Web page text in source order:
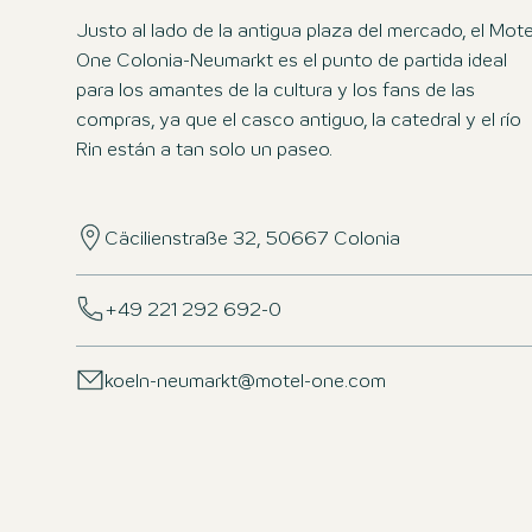
Justo al lado de la antigua plaza del mercado, el
One Colonia-Neumarkt es el punto de partida ideal
para los amantes de la cultura y los fans de las
compras, ya que el casco antiguo, la catedral y el río
Rin están a tan solo un paseo.
Cäcilienstraße 32, 50667 Colonia
+49 221 292 692-0
koeln-neumarkt@motel-one.com